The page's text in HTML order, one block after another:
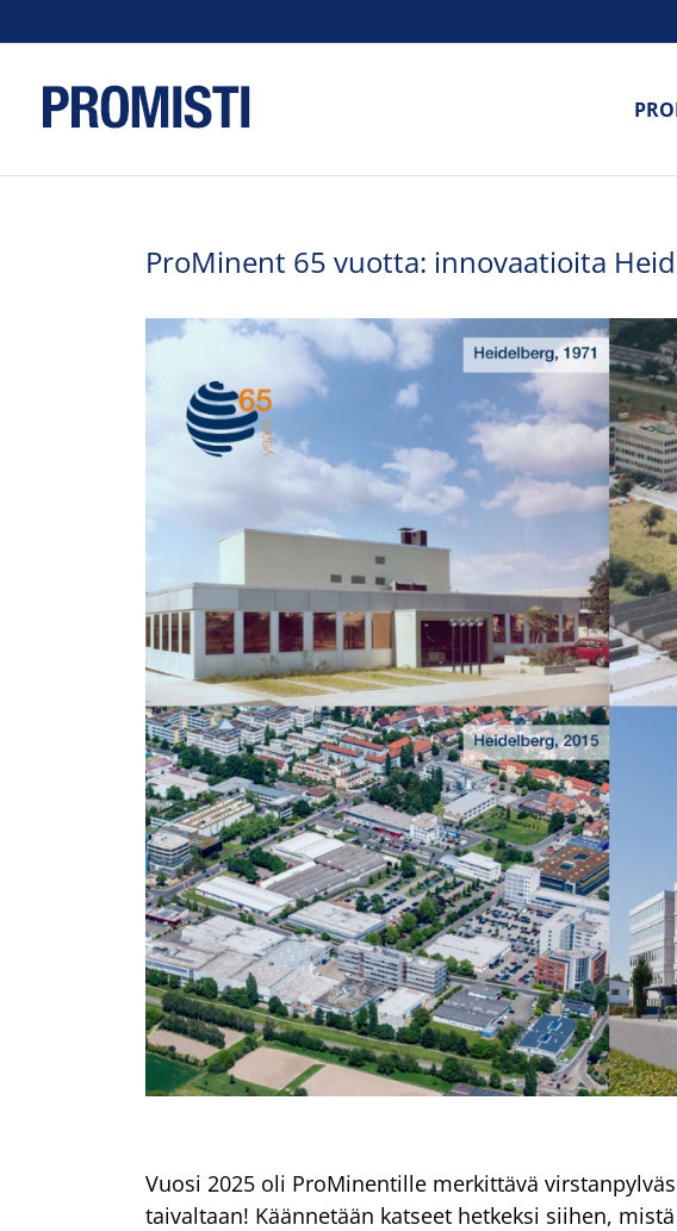
to
content
ProMinent 65 vuotta: innovaatioita
Vuosi 2025 oli ProMinentille merkittävä
taivaltaan! Käännetään katseet hetkeksi siihen,